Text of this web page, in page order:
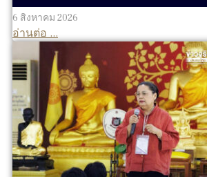
6 สิงหาคม 2026
อ่านต่อ ...